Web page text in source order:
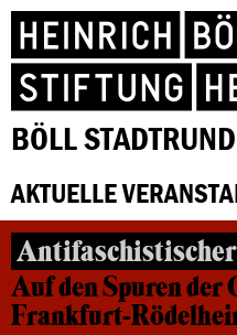
BÖLL
AKTUELLE
Auf den Spuren der
Frankfurt-